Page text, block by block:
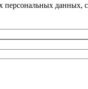
персональных данных,